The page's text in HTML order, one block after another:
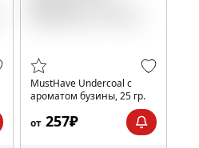
MustHave Undercoal с
ароматом бузины, 25 гр.
от 257₽